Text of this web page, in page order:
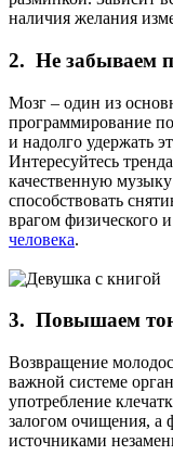
наличия желания
2. Не забываем
Мозг – один из
программирование
и надолго удержать
Интересуйтесь
качественную
способствовать
врагом физического
человека.
3. Повышаем
Возвращение
важной системе
употребление
залогом очищения,
источниками